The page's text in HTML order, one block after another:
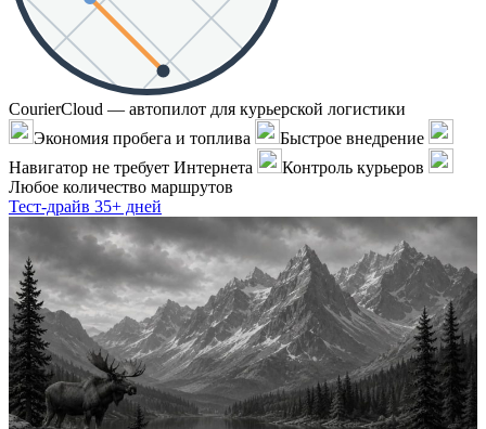
CourierCloud — автопилот для курьерской логистики
Экономия пробега и топлива
Быстрое внедрение
Навигатор не требует Интернета
Контроль курьеров
Любое количество маршрутов
Тест-драйв 35+ дней